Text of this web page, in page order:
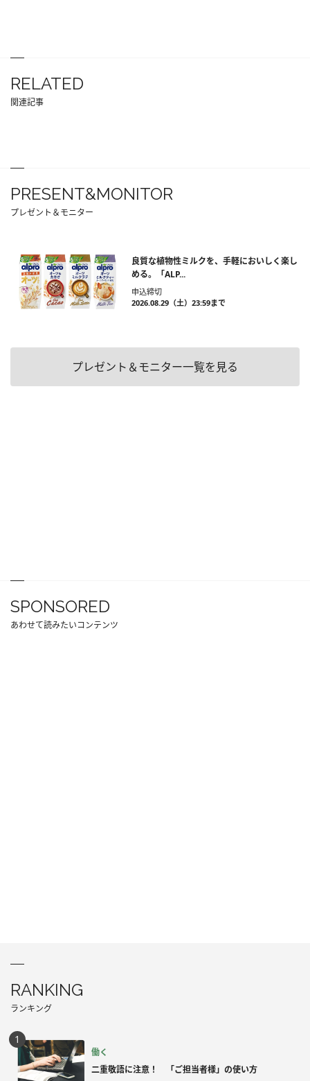
RELATED
関連記事
PRESENT&MONITOR
プレゼント＆モニター
良質な植物性ミルクを、手軽においしく楽し
める。「ALP...
申込締切
2026.08.29（土）23:59まで
プレゼント＆モニター一覧を見る
SPONSORED
あわせて読みたいコンテンツ
RANKING
ランキング
働く
二重敬語に注意！ 「ご担当者様」の使い方